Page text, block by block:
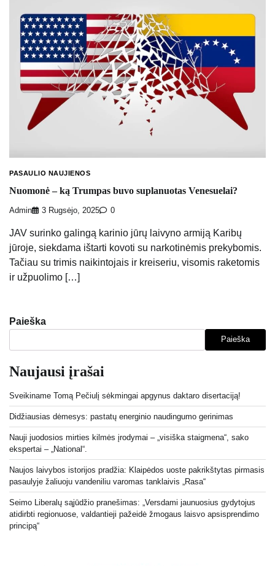
PASAULIO NAUJIENOS
Nuomonė – ką Trumpas buvo suplanuotas Venesuelai?
Admin 3 Rugsėjo, 2025 0
JAV surinko galingą karinio jūrų laivyno armiją Karibų
jūroje, siekdama ištarti kovoti su narkotinėmis prekybomis.
Tačiau su trimis naikintojais ir kreiseriu, visomis raketomis
ir užpuolimo […]
Paieška
Paieška
Naujausi įrašai
Sveikiname Tomą Pečiulį sėkmingai apgynus daktaro disertaciją!
Didžiausias dėmesys: pastatų energinio naudingumo gerinimas
Nauji juodosios mirties kilmės įrodymai – „visiška staigmena“, sako
ekspertai – „National“.
Naujos laivybos istorijos pradžia: Klaipėdos uoste pakrikštytas pirmasis
pasaulyje žaliuoju vandeniliu varomas tanklaivis „Rasa“
Seimo Liberalų sąjūdžio pranešimas: „Versdami jaunuosius gydytojus
atidirbti regionuose, valdantieji pažeidė žmogaus laisvo apsisprendimo
principą“